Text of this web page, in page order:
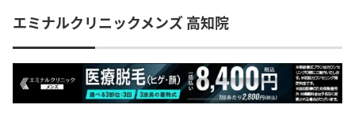
エミナルクリニックメンズ 高知院